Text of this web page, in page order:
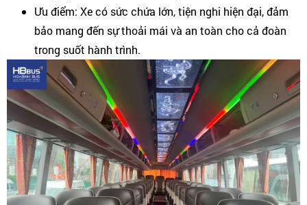
Ưu điểm: Xe có sức chứa lớn, tiện nghi hiện đại, đảm
bảo mang đến sự thoải mái và an toàn cho cả đoàn
trong suốt hành trình.